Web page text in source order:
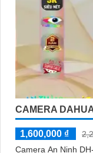
CAMERA
1,600,000 ₫
Camera An Ninh